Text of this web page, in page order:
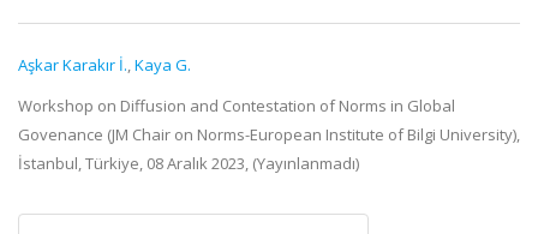
Aşkar Karakır İ.,Kaya G.
Workshop on Diffusion and Contestation of Norms in Global
Govenance (JM Chair on Norms-European Institute of Bilgi University),
İstanbul, Türkiye, 08 Aralık 2023, (Yayınlanmadı)